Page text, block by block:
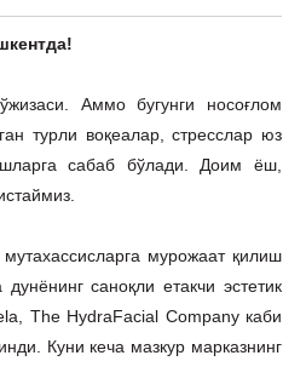
Аммо бугунги носоғлом
турли воқеалар, стресслар юз
сабаб бўлади. Доим ёш,
мурожаат қилиш
саноқли етакчи эстетик
The HydraFacial Company каби
Куни кеча мазкур марказнинг